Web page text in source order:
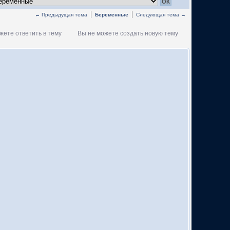
← Предыдущая тема Беременные Следующая тема →
Вы не можете создать новую тему
ответить в тему